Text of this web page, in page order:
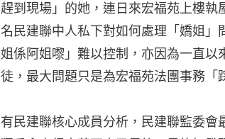
趕到現場」的她，連日來宏福苑上樓執
名民建聯中人私下對如何處理「嬌姐」
姐係阿姐嚟」難以控制，亦因為一直以
徒，最大問題只是為宏福苑法團事務「
有民建聯核心成員分析，民建聯監委會